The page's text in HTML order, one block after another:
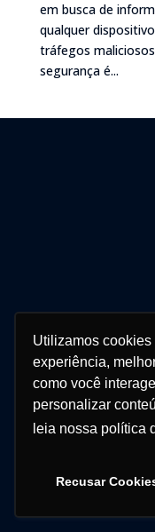
Utilizamos
experiência,
como você
personalizar
leia nossa política
Recusar
em busca de
qualquer
tráfegos
segurança é...